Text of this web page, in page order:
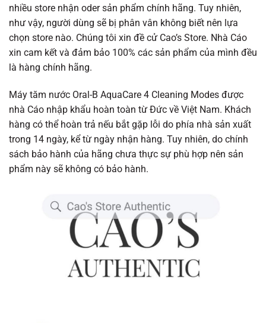
nhiều store nhận oder sản phẩm chính hãng. Tuy nhiên,
như vậy, người dùng sẽ bị phân vân không biết nên lựa
chọn store nào. Chúng tôi xin đề cử Cao’s Store. Nhà Cáo
xin cam kết và đảm bảo 100% các sản phẩm của mình đều
là hàng chính hãng.
Máy tăm nước Oral-B AquaCare 4 Cleaning Modes được
nhà Cáo nhập khẩu hoàn toàn từ Đức về Việt Nam. Khách
hàng có thể hoàn trả nếu bắt gặp lỗi do phía nhà sản xuất
trong 14 ngày, kể từ ngày nhận hàng. Tuy nhiên, do chính
sách bảo hành của hãng chưa thực sự phù hợp nên sản
phẩm này sẽ không có bảo hành.